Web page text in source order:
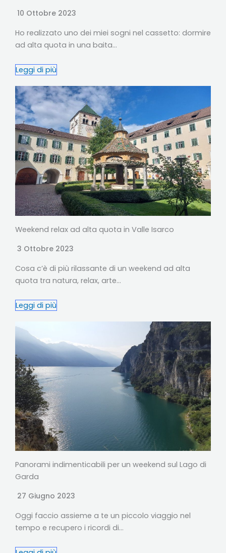
10 Ottobre 2023
Ho realizzato uno dei miei sogni nel cassetto: dormire
ad alta quota in una baita…
Leggi di più
Weekend relax ad alta quota in Valle Isarco
3 Ottobre 2023
Cosa c’è di più rilassante di un weekend ad alta
quota tra natura, relax, arte…
Leggi di più
Panorami indimenticabili per un weekend sul Lago di
Garda
27 Giugno 2023
Oggi faccio assieme a te un piccolo viaggio nel
tempo e recupero i ricordi di…